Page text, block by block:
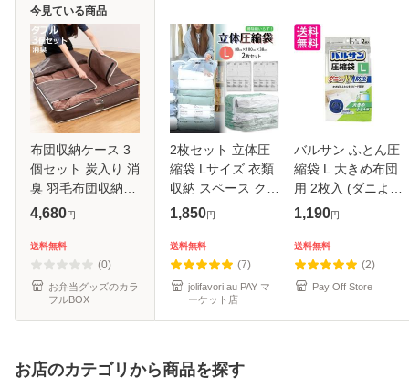
布団収納ケース 3
個セット 炭入り 消
臭 羽毛布団収納ケ
ース ダブル （ 布
掛け布団 布団ケー
ス コンパクト 収納
布団
4,680円
送料無料
(0)
お弁当グッズのカラ
フルBOX
今見ている商品
2枚セット 立体圧
縮袋 Lサイズ 衣類
収納 スペース クロ
ーゼット 押し入れ
し 旅行 毛布 布団
ダウン コート セー
ター
1,850円
送料無料
(7)
jolifavori au PAY マ
ーケット店
バルサン ふとん圧
縮袋 L 大きめ布団
用 2枚入 (ダニよけ
防虫 Wパワー)
料
1,190円
送料無料
(2)
Pay Off Store
お店のカテゴリから商品を探す